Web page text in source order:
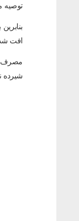
توصیه
افت
مصرف
شیرده